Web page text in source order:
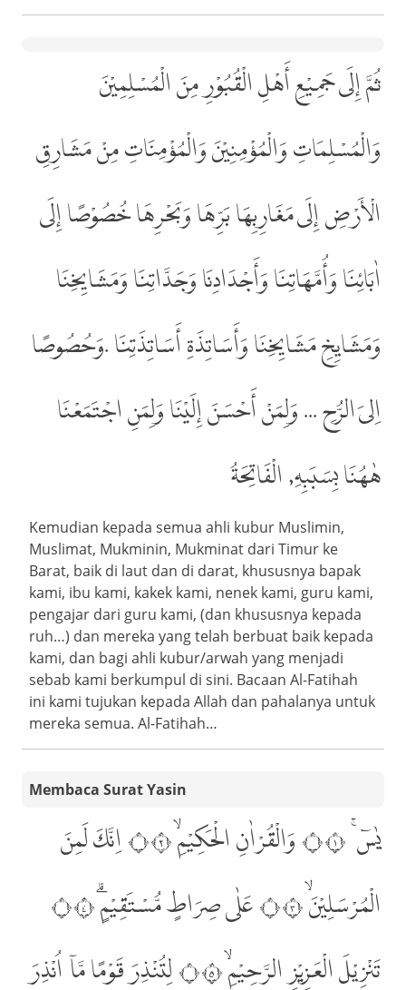
ثُمَّ إِلَى جَمِيْعِ أَهْلِ الْقُبُوْرِ مِنَ الْمُسْلِمِيْنَ
وَالْمُسْلِمَاتِ وَالْمُؤْمِنِيْنَ وَالْمُؤْمِنَاتِ مِنْ مَشَارِقِ
الْأَرْضِ إِلَى مَغَارِبِهَا بَرِّهَا وَبَحْرِهَا خُصُوْصًا إِلَى
اٰبَائِنَا وَأُمَّهَاتِنَا وَأَجْدَادِنَا وَجَدَّاتِنَا وَمَشَايِخِنَا
وَمَشَايِخِ مَشَايِخِنَا وَأَسَاتِذَةِ أَسَاتِذَتِنَا .وَحُصُوصًا
اِلىَ الرُّحِ ... وَلِمَنْ أَحْسَنَ إِلَيْنَا وَلِمَنِ اجْتَمَعْنَا
هٰهُنَا بِسَبَبِهِ, الْفَاتِحَةُ
Kemudian kepada semua ahli kubur Muslimin,
Muslimat, Mukminin, Mukminat dari Timur ke
Barat, baik di laut dan di darat, khususnya bapak
kami, ibu kami, kakek kami, nenek kami, guru kami,
pengajar dari guru kami, (dan khususnya kepada
ruh…) dan mereka yang telah berbuat baik kepada
kami, dan bagi ahli kubur/arwah yang menjadi
sebab kami berkumpul di sini. Bacaan Al-Fatihah
ini kami tujukan kepada Allah dan pahalanya untuk
mereka semua. Al-Fatihah…
Membaca Surat Yasin
يٰسۤ ۚ ۝١ وَالْقُرْاٰنِ الْحَكِيْمِۙ ۝٢ اِنَّكَ لَمِنَ
الْمُرْسَلِيْنَۙ ۝٣ عَلٰى صِرَاطٍ مُّسْتَقِيْمٍۗ ۝٤
تَنْزِيْلَ الْعَزِيْزِ الرَّحِيْمِۙ ۝٥ لِتُنْذِرَ قَوْمًا مَّآ اُنْذِرَ